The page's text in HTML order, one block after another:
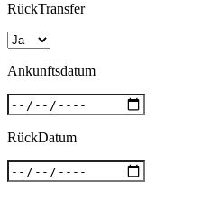
RückTransfer
Ankunftsdatum
RückDatum